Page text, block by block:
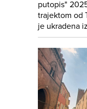
putopis"
trajektom od
je ukradena